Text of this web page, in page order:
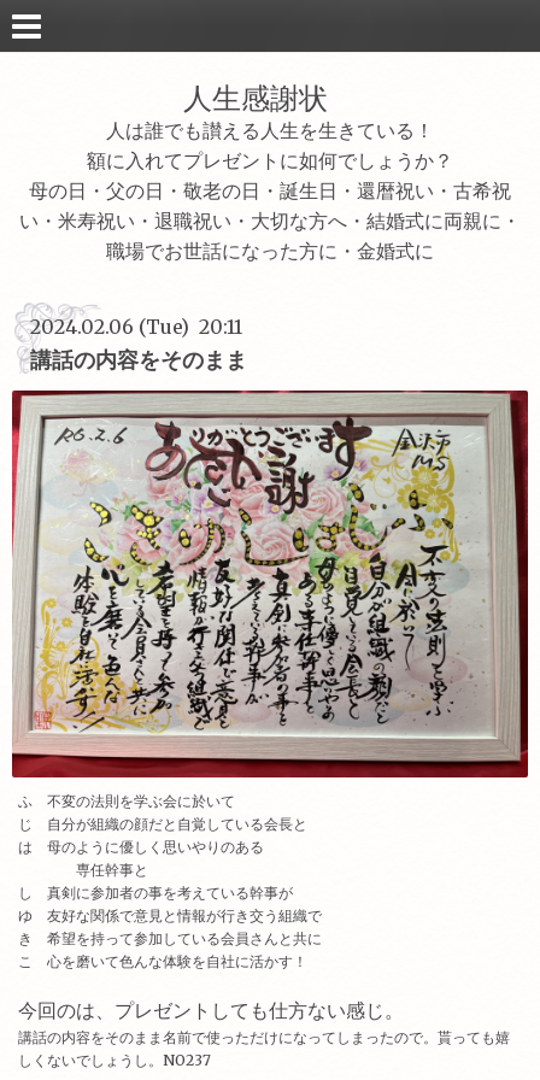
人生感謝状
人は誰でも讃える人生を生きている！
額に入れてプレゼントに如何でしょうか？
母の日・父の日・敬老の日・誕生日・還暦祝い・古希祝
い・米寿祝い・退職祝い・大切な方へ・結婚式に両親に・
職場でお世話になった方に・金婚式に
2024.02.06 (Tue) 20:11
講話の内容をそのまま
ふ 不変の法則を学ぶ会に於いて
じ 自分が組織の顔だと自覚している会長と
は 母のように優しく思いやりのある
専任幹事と
し 真剣に参加者の事を考えている幹事が
ゆ 友好な関係で意見と情報が行き交う組織で
き 希望を持って参加している会員さんと共に
こ 心を磨いて色んな体験を自社に活かす！
今回のは、プレゼントしても仕方ない感じ。
講話の内容をそのまま名前で使っただけになってしまったので。貰っても嬉
しくないでしょうし。NO237